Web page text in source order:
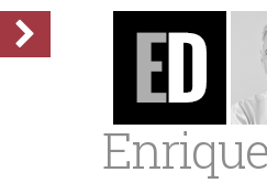
Enrique